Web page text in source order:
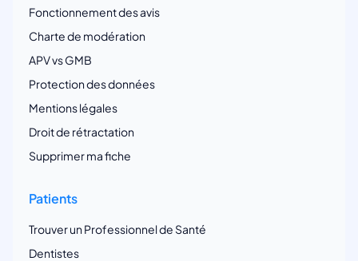
Fonctionnement des avis
Charte de modération
APV vs GMB
Protection des données
Mentions légales
Droit de rétractation
Supprimer ma fiche
Patients
Trouver un Professionnel de Santé
Dentistes